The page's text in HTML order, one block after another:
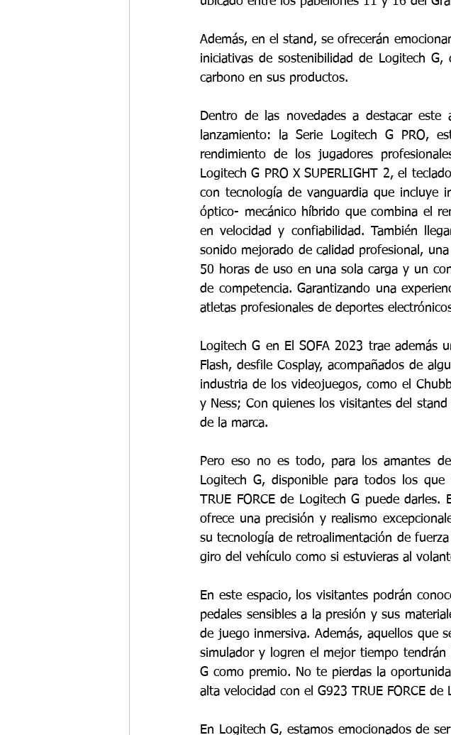
Además, en el stand, se ofrecerán
iniciativas de sostenibilidad de Logitech
carbono en sus productos.
Dentro de las novedades a destacar
lanzamiento: la Serie Logitech G PRO,
rendimiento de los jugadores
Logitech G PRO X SUPERLIGHT 2, el
con tecnología de vanguardia que incluye
óptico- mecánico híbrido que combina el
en velocidad y confiabilidad. También
sonido mejorado de calidad profesional,
50 horas de uso en una sola carga y un
de competencia. Garantizando una
atletas profesionales de deportes
Logitech G en El SOFA 2023 trae además
Flash, desfile Cosplay, acompañados de
industria de los videojuegos, como el
y Ness; Con quienes los visitantes del
de la marca.
Pero eso no es todo, para los amantes
Logitech G, disponible para todos los
TRUE FORCE de Logitech G puede
ofrece una precisión y realismo
su tecnología de retroalimentación de
giro del vehículo como si estuvieras al
En este espacio, los visitantes podrán
pedales sensibles a la presión y sus
de juego inmersiva. Además, aquellos que
simulador y logren el mejor tiempo
G como premio. No te pierdas la
alta velocidad con el G923 TRUE FORCE de
En Logitech G, estamos emocionados de